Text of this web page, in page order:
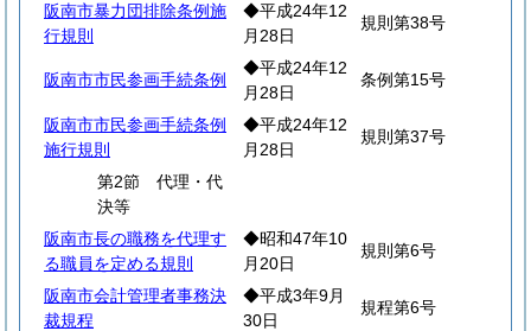
阪南市暴力団排除条例施
行規則
◆平成24年12
月28日
規則第38号
阪南市市民参画手続条例
◆平成24年12
月28日
条例第15号
阪南市市民参画手続条例
施行規則
◆平成24年12
月28日
規則第37号
第2節 代理・代
決等
阪南市長の職務を代理す
る職員を定める規則
◆昭和47年10
月20日
規則第6号
阪南市会計管理者事務決
裁規程
◆平成3年9月
30日
規程第6号